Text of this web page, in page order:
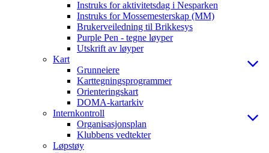
Instruks for aktivitetsdag i Nesparken
Instruks for Mossemesterskap (MM)
Brukerveiledning til Brikkesys
Purple Pen - tegne løyper
Utskrift av løyper
Kart
Grunneiere
Karttegningsprogrammer
Orienteringskart
DOMA-kartarkiv
Internkontroll
Organisasjonsplan
Klubbens vedtekter
Løpstøy